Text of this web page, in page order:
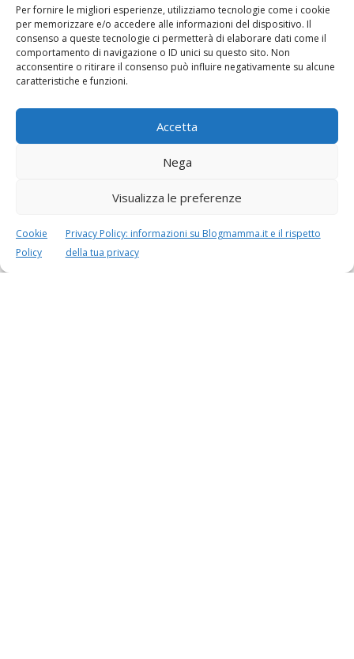
Per fornire le migliori esperienze, utilizziamo tecnologie come i cookie
per memorizzare e/o accedere alle informazioni del dispositivo. Il
consenso a queste tecnologie ci permetterà di elaborare dati come il
comportamento di navigazione o ID unici su questo sito. Non
acconsentire o ritirare il consenso può influire negativamente su alcune
caratteristiche e funzioni.
Accetta
Nega
Visualizza le preferenze
Cookie
Policy
Privacy Policy: informazioni su Blogmamma.it e il rispetto
della tua privacy
CALCOLO
PESO BAMBINO
CALCOLO
PERIODO FERTILE
Speciali in evidenza